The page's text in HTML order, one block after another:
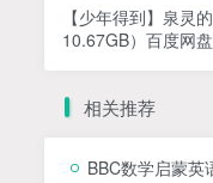
【少年得到】泉灵
10.67GB）百度网
相关推荐
BBC数学启蒙